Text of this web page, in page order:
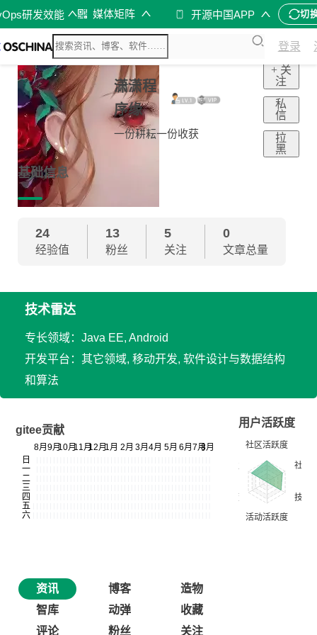
研发效能 媒体矩阵 开源中国APP 切
登录
潇潇程
序缘
一份耕耘一份收获
+ 关
注
私
信
拉
黑
基础信息
24
经验值
13
粉丝
5
关注
0
文章总量
技术雷达
专长领域：Java EE, Android
开发平台：其它领域, 移动开发, 软件设计与数据结构
和算法
gitee贡献
用户活跃度
资讯 博客
造物
智库
动弹
收藏
评论
粉丝 关注